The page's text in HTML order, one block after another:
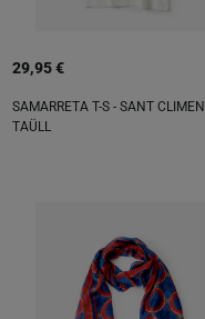
29,95 €
SAMARRETA T-S - SANT
TAÜLL